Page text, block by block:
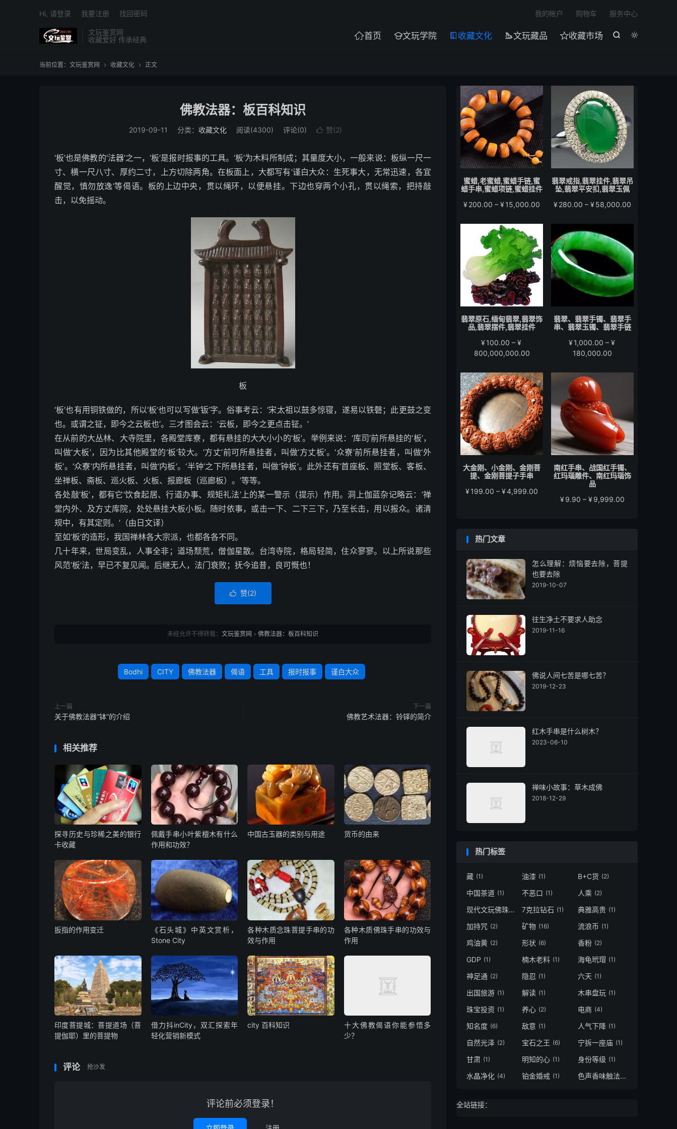
文玩鉴赏网
收藏爱好 传承经典


首页 文玩学院  收藏文化 文玩藏品 收藏市场
我的帐户 购物车 服务中心
Hi, 请登录 我要注册 找回密码
当前位置： 文玩鉴赏网  收藏文化  正文
佛教法器：板百科知识
2019-09-11 分类： 收藏文化 阅读(4300) 评论(0)  赞(2)
‘板’也是佛教的‘法器’之一，‘板’是报时报事的工具。‘板’为木料所制成；其量度大小，一般来说：板纵一尺一
寸、横一尺八寸、厚约二寸，上方切除两角。在板面上，大都写有‘谨白大众：生死事大，无常迅速，各宜
醒觉，慎勿放逸’等偈语。板的上边中央，贯以绳环，以便悬挂。下边也穿两个小孔，贯以绳索，把持敲
击，以免摇动。
板
‘板’也有用铜铁做的，所以‘板’也可以写做‘钣’字。俗事考云：‘宋太祖以鼓多惊寝，遂易以铁磬；此更鼓之变
也。或谓之钲，即今之云板也’。三才图会云：‘云板，即今之更点击钲。’
在从前的大丛林、大寺院里，各殿堂库寮，都有悬挂的大大小小的‘板’。举例来说：‘库司’前所悬挂的‘板’，
叫做‘大板’，因为比其他殿堂的‘板’较大。‘方丈’前可所悬挂者，叫做‘方丈板’。‘众寮’前所悬挂者，叫做‘外
板’。‘众寮’内所悬挂者，叫做‘内板’。‘半钟’之下所悬挂者，叫做‘钟板’。此外还有‘首座板、照堂板、客板、
坐禅板、斋板、巡火板、火板、报廊板（巡廊板）。’等等。
各处敲‘板’，都有它‘饮食起居、行道办事、规矩礼法’上的某一警示（提示）作用。洞上伽蓝杂记略云：‘禅
堂内外、及方丈库院，处处悬挂大板小板。随时依事，或击一下、二下三下，乃至长击，用以报众。诸清
规中，有其定则。’（由日文译）
至如‘板’的造形，我国禅林各大宗派，也都各各不同。
几十年来，世局变乱，人事全非；道场颓荒，僧伽星散。台湾寺院，格局轻简，住众寥寥。以上所说那些
风范‘板’法，早已不复见闻。后继无人，法门衰败；抚今追昔，良可慨也！
 赞(2)
未经允许不得转载： 文玩鉴赏网 » 佛教法器：板百科知识
Bodhi CITY 佛教法器 偈语 工具 报时报事 谨白大众
上一篇
关于佛教法器“钵”的介绍
下一篇
佛教艺术法器：铃铎的简介
相关推荐
探寻历史与珍稀之美的银行
卡收藏
佩戴手串小叶紫檀木有什么
作用和功效？
中国古玉器的类别与用途 货币的由来
扳指的作用变迁
《石头城》中英文赏析，
Stone City
各种木质念珠菩提手串的功
效与作用
各种木质佛珠手串的功效与
作用
印度菩提城：菩提道场（菩
提伽耶）里的菩提物
借力抖inCity，双汇探索年
轻化营销新模式
city 百科知识
十大佛教偈语你能参悟多
少？
评论 抢沙发
评论前必须登录！
蜜蜡,老蜜蜡,蜜蜡手链,蜜
蜡手串,蜜蜡项链,蜜蜡挂件
¥200.00 – ¥15,000.00
范
¥200.00
至
¥15,000.00
翡翠戒指,翡翠挂件,翡翠吊
坠,翡翠平安扣,翡翠玉佩
¥280.00 – ¥58,000.00
范
至
¥58,000.00
翡翠原石,缅甸翡翠,翡翠饰
品,翡翠摆件,翡翠挂件
¥100.00 – ¥
800,000,000.00价
范
围：
¥100.00
至
¥800,000,000.00
翡翠、翡翠手镯、翡翠手
串、翡翠玉镯、翡翠手链
¥1,000.00 – ¥
180,000.00
范
¥180,000.00
大金刚、小金刚、金刚菩
提、金刚菩提子手串
¥199.00 – ¥4,999.00
南红手串、战国红手镯、
红玛瑙雕件、南红玛瑙饰
品
¥9.90 – ¥9,999.00
¥9,999.00
热门文章
怎么理解：烦恼要去除，菩提
也要去除
2019-10-07
往生净土不要求人助念
2019-11-16
佛说人间七苦是哪七苦？
2019-12-23
红木手串是什么树木？
2023-06-10
禅味小故事：草木成佛
2018-12-29
热门标签
藏 (1) 油漆 (1) B+C货 (2)
中国茶道 (1) 不恶口 (1) 人乘 (2)
现代文玩佛珠手串 (2)
7克拉钻石 (1) 典雅高贵 (1)
加持咒 (2) 矿物 (16) 流浪币 (1)
鸡油黄 (2) 形状 (6) 香粉 (2)
GDP (1) 楠木老料 (1) 海龟玳瑁 (1)
神足通 (2) 隐忍 (1) 六天 (1)
出国旅游 (1) 解读 (1) 木串盘玩 (1)
珠宝投资 (1) 养心 (2) 电商 (4)
知名度 (6) 敌意 (1) 人气下降 (1)
自然光泽 (2) 宝石之王 (6) 宁拆一座庙 (1)
甘肃 (1) 明知的心 (1) 身份等级 (1)
水晶净化 (4) 铂金婚戒 (1) 色声香味触法
(1)
全站链接：